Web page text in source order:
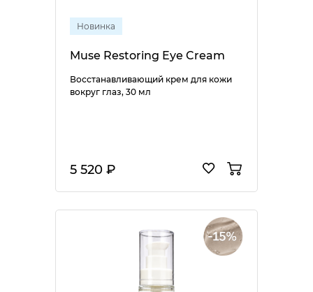
Новинка
Muse Restoring Eye Cream
Восстанавливающий крем для кожи
вокруг глаз, 30 мл
5 520 ₽